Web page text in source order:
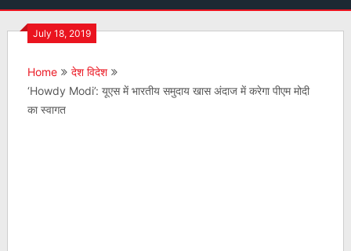
July 18, 2019
Home
देश विदेश
‘Howdy Modi’: यूएस में भारतीय समुदाय खास अंदाज में करेगा पीएम मोदी
का स्वागत